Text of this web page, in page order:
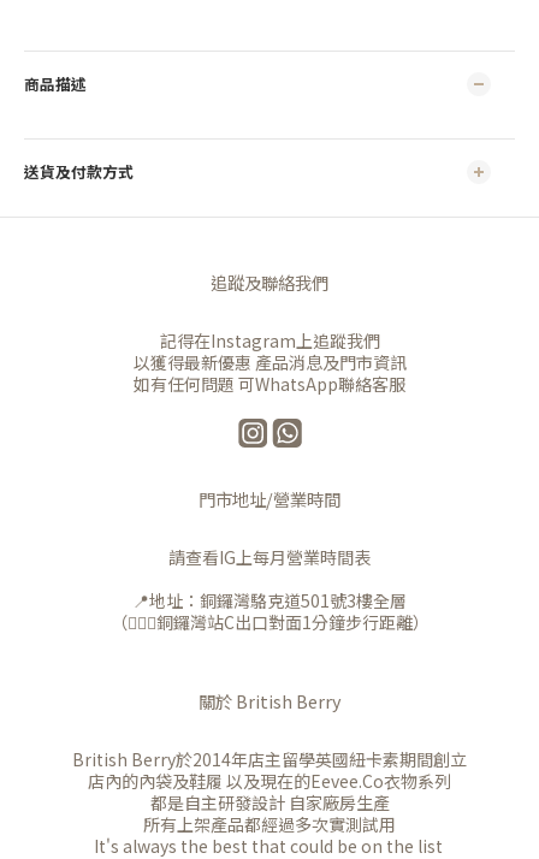
商品描述
送貨及付款方式
追蹤及聯絡我們
記得在Instagram上追蹤我們
以獲得最新優惠 產品消息及門市資訊
如有任何問題 可WhatsApp聯絡客服
門市地址/營業時間
請查看IG上每月營業時間表
📍地址：銅鑼灣駱克道501號3樓全層
（🚶🏻‍♀️銅鑼灣站C出口對面1分鐘步行距離）
關於 British Berry
British Berry於2014年店主留學英國紐卡素期間創立
店內的內袋及鞋履 以及現在的Eevee.Co衣物系列
都是自主研發設計 自家廠房生產
所有上架產品都經過多次實測試用
It's always the best that could be on the list